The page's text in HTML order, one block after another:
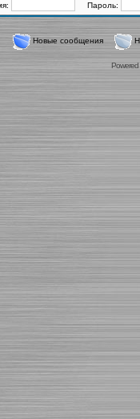
Пароль:
Новые сообщения